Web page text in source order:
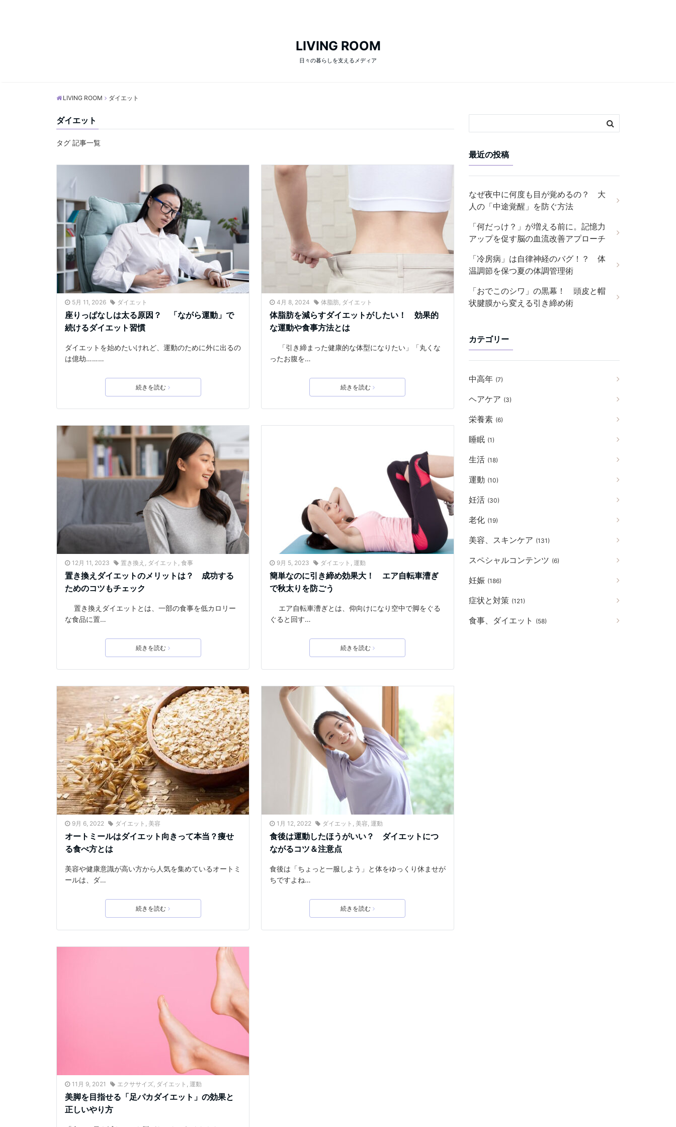
LIVING ROOM
日々の暮らしを支えるメディア
LIVING ROOM ダイエット
ダイエット
タグ 記事一覧
5月 11, 2026 ダイエット
座りっぱなしは太る原因？ 「ながら運動」で
続けるダイエット習慣
ダイエットを始めたいけれど、運動のために外に出るの
は億劫………
続きを読む
4月 8, 2024 体脂肪, ダイエット
体脂肪を減らすダイエットがしたい！ 効果的
な運動や食事方法とは
「引き締まった健康的な体型になりたい」「丸くな
ったお腹を…
続きを読む
12月 11, 2023 置き換え , ダイエット , 食事
置き換えダイエットのメリットは？ 成功する
ためのコツもチェック
置き換えダイエットとは、一部の食事を低カロリー
な食品に置…
続きを読む
9月 5, 2023 ダイエット , 運動
簡単なのに引き締め効果大！ エア自転車漕ぎ
で秋太りを防ごう
エア自転車漕ぎとは、仰向けになり空中で脚をぐる
ぐると回す…
続きを読む
9月 6, 2022 ダイエット , 美容
オートミールはダイエット向きって本当？痩せ
る食べ方とは
美容や健康意識が高い方から人気を集めているオートミ
ールは、ダ…
続きを読む
1月 12, 2022 ダイエット , 美容, 運動
食後は運動したほうがいい？ ダイエットにつ
ながるコツ＆注意点
食後は「ちょっと一服しよう」と体をゆっくり休ませが
ちですよね…
続きを読む
11月 9, 2021 エクササイズ, ダイエット , 運動
美脚を目指せる「足パカダイエット」の効果と
正しいやり方
最近の投稿
なぜ夜中に何度も目が覚めるの？ 大
人の「中途覚醒」を防ぐ方法
「何だっけ？」が増える前に。記憶力
アップを促す脳の血流改善アプローチ
「冷房病」は自律神経のバグ！？ 体
温調節を保つ夏の体調管理術
「おでこのシワ」の黒幕！ 頭皮と帽
状腱膜から変える引き締め術
カテゴリー
中高年 (7)
ヘアケア (3)
栄養素 (6)
睡眠 (1)
生活 (18)
運動 (10)
妊活 (30)
老化 (19)
美容、スキンケア (131)
スペシャルコンテンツ (6)
妊娠 (186)
症状と対策 (121)
食事、ダイエット (58)